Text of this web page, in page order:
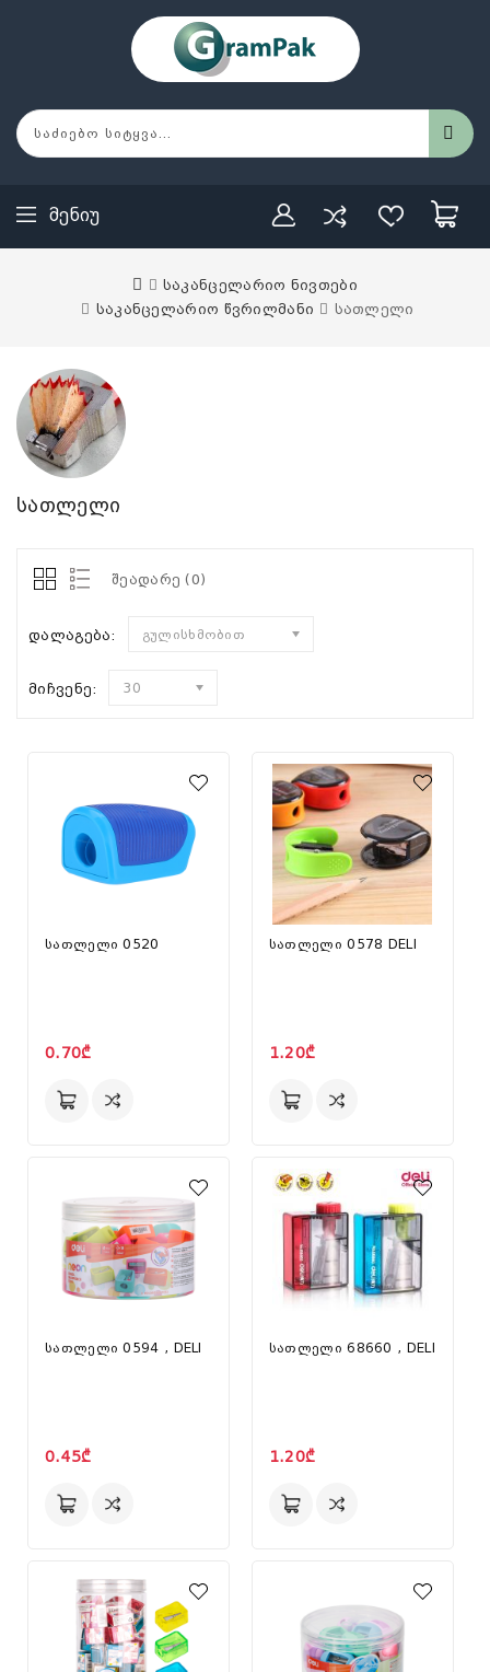
Მენიუ
საკანცელარიო ნივთები
საკანცელარიო წვრილმანი
სათლელი
სათლელი
შეადარე (0)
დალაგება: გულისხმობით
მიჩვენე: 30
სათლელი 0520
0.70₾
სათლელი 0578 DELI
1.20₾
სათლელი 0594 , DELI
0.45₾
სათლელი 68660 , DELI
1.20₾